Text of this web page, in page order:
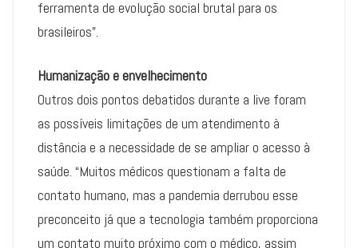
ferramenta de evolução social brutal para os
brasileiros”.
Humanização e envelhecimento
Outros dois pontos debatidos durante a live foram
as possíveis limitações de um atendimento à
distância e a necessidade de se ampliar o acesso à
saúde. “Muitos médicos questionam a falta de
contato humano, mas a pandemia derrubou esse
preconceito já que a tecnologia também proporciona
um contato muito próximo com o médico, assim